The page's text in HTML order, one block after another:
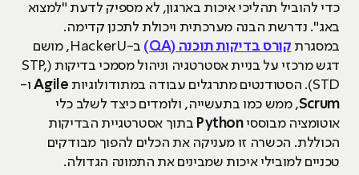
כדי להוביל תהליכי איכות בארגון, לא מספיק לדעת "למצוא
באג". נדרשת הבנה מערכתית ויכולת לתכנן קדימה.
במסגרת קורס בדיקות תוכנה (QA)
ב-HackerU, מושם
דגש מרכזי על בניית אסטרטגיה וניהול מסמכי בדיקות (STP,
STD). הסטודנטים מתרגלים עבודה במתודולוגיות
Agileו-
Scrum, ממש כמו בתעשייה, ולומדים כיצד לשלב כלי
אוטומציה מבוססיPython בתוך אסטרטגיית הבדיקות
הכוללת. הכשרה זו מעניקה את הכלים להפוך מבודקים
טכניים למובילי איכות שמבינים את התמונה הגדולה.